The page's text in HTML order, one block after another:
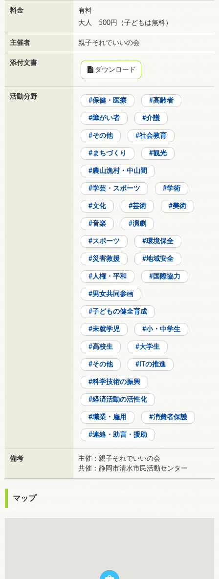
料金
有料
大人 500円（子どもは無料）
主催者 親子それでいいの会
添付文書
ダウンロード
活動分野
保健・医療 高齢者
障がい者 介護
その他 社会教育
まちづくり 観光
農山漁村・中山間
学芸・スポーツ 学術
文化 芸術 美術
音楽 演劇
スポーツ 環境保全
災害救援 地域安全
人権・平和 国際協力
男女共同参画
子どもの健全育成
未就学児 小・中学生
高校生 大学生
その他 ITの推進
科学技術の振興
経済活動の活性化
職業・雇用 消費者保護
連絡・助言・援助
備考
主催：親子それでいいの会
共催：静岡市清水市民活動センター
マップ